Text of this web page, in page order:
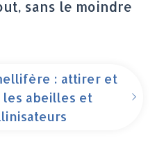
sans le moindre
: attirer et
les abeilles et